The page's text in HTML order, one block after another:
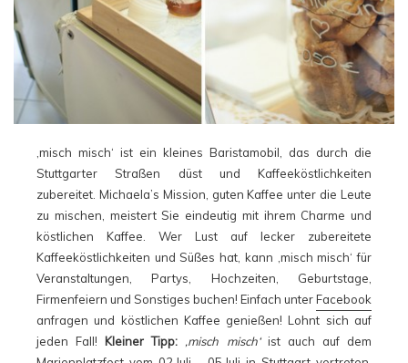
‚misch misch‘ ist ein kleines Baristamobil, das durch die
Stuttgarter Straßen düst und Kaffeeköstlichkeiten
zubereitet. Michaela’s Mission, guten Kaffee unter die Leute
zu mischen, meistert Sie eindeutig mit ihrem Charme und
köstlichen Kaffee. Wer Lust auf lecker zubereitete
Kaffeeköstlichkeiten und Süßes hat, kann ‚misch misch‘ für
Veranstaltungen, Partys, Hochzeiten, Geburtstage,
Firmenfeiern und Sonstiges buchen! Einfach unterFacebook
anfragen und köstlichen Kaffee genießen! Lohnt sich auf
jeden Fall! Kleiner Tipp: ‚misch misch‘ist auch auf dem